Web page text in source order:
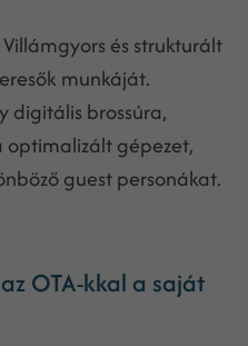
és strukturált
munkáját.
digitális brossúra,
optimalizált gépezet,
guest personákat.
OTA-kkal a saját